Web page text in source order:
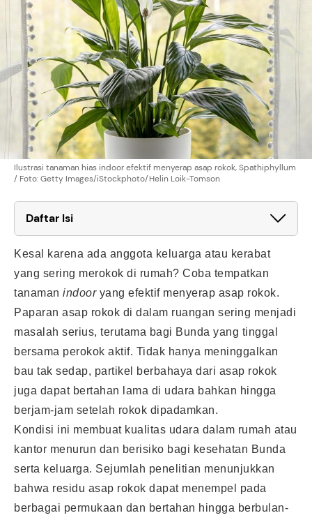
Ilustrasi tanaman hias indoor efektif menyerap asap rokok, Spathiphyllum
/ Foto: Getty Images/iStockphoto/Helin Loik-Tomson
Daftar Isi
Kesal karena ada anggota keluarga atau kerabat
yang sering merokok di rumah? Coba tempatkan
tanaman indooryang efektif menyerap asap rokok.
Paparan asap rokok di dalam ruangan sering menjadi
masalah serius, terutama bagi Bunda yang tinggal
bersama perokok aktif. Tidak hanya meninggalkan
bau tak sedap, partikel berbahaya dari asap rokok
juga dapat bertahan lama di udara bahkan hingga
berjam-jam setelah rokok dipadamkan.
Kondisi ini membuat kualitas udara dalam rumah atau
kantor menurun dan berisiko bagi kesehatan Bunda
serta keluarga. Sejumlah penelitian menunjukkan
bahwa residu asap rokok dapat menempel pada
berbagai permukaan dan bertahan hingga berbulan-